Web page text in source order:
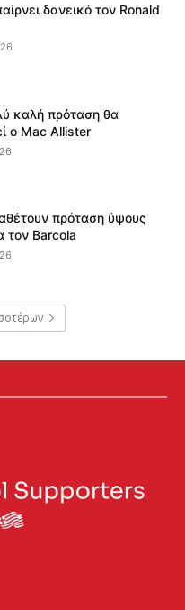
δανεικό τον Ronald
καλή πρόταση θα
ο Mac Allister
πρόταση ύψους
τον Barcola